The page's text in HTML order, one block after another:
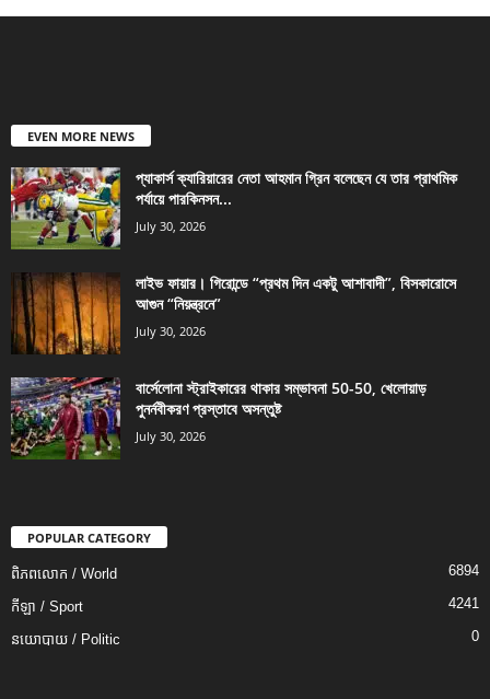
EVEN MORE NEWS
প্যাকার্স ক্যারিয়ারের নেতা আহমান গ্রিন বলেছেন যে তার প্রাথমিক
পর্যায়ে পারকিনসন...
July 30, 2026
লাইভ ফায়ার। গিরোন্ডে “প্রথম দিন একটু আশাবাদী”, বিসকারোসে
আগুন “নিয়ন্ত্রনে”
July 30, 2026
বার্সেলোনা স্ট্রাইকারের থাকার সম্ভাবনা 50-50, খেলোয়াড়
পুনর্নবীকরণ প্রস্তাবে অসন্তুষ্ট
July 30, 2026
POPULAR CATEGORY
ពិភពលោក / World 6894
កីឡា / Sport 4241
នយោបាយ / Politic 0